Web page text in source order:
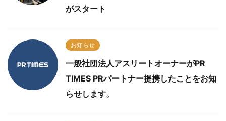
がスタート
お知らせ
一般社団法人アスリートオーナーがPR
TIMES PRパートナー提携したことをお知
らせします。